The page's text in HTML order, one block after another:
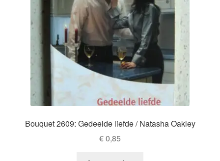
Bouquet 2609: Gedeelde liefde / Natasha Oakley
€0,85